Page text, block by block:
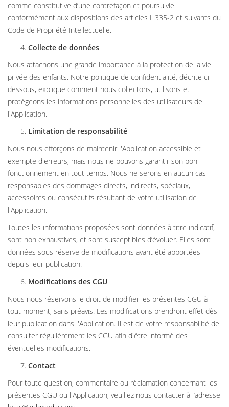
comme constitutive d’une contrefaçon et poursuivie
conformément aux dispositions des articles L.335-2 et suivants du
Code de Propriété Intellectuelle.
Collecte de données
Nous attachons une grande importance à la protection de la vie
privée des enfants. Notre politique de confidentialité, décrite ci-
dessous, explique comment nous collectons, utilisons et
protégeons les informations personnelles des utilisateurs de
l'Application.
Limitation de responsabilité
Nous nous efforçons de maintenir l'Application accessible et
exempte d'erreurs, mais nous ne pouvons garantir son bon
fonctionnement en tout temps. Nous ne serons en aucun cas
responsables des dommages directs, indirects, spéciaux,
accessoires ou consécutifs résultant de votre utilisation de
l'Application.
Toutes les informations proposées sont données à titre indicatif,
sont non exhaustives, et sont susceptibles d’évoluer. Elles sont
données sous réserve de modifications ayant été apportées
depuis leur publication.
Modifications des CGU
Nous nous réservons le droit de modifier les présentes CGU à
tout moment, sans préavis. Les modifications prendront effet dès
leur publication dans l'Application. Il est de votre responsabilité de
consulter régulièrement les CGU afin d'être informé des
éventuelles modifications.
Contact
Pour toute question, commentaire ou réclamation concernant les
présentes CGU ou l'Application, veuillez nous contacter à l’adresse